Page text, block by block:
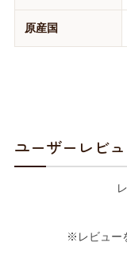
原産国
ユーザーレビ
※レビュー